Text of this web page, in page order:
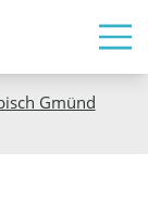
Gmünd